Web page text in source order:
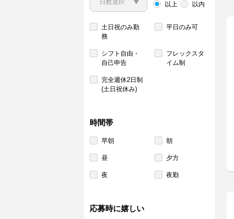
以上 以内
土日祝のみ勤
務
平日のみ可
シフト自由・
自己申告
フレックスタ
イム制
完全週休2日制
(土日祝休み)
時間帯
早朝 朝
昼 夕方
夜 夜勤
応募時に嬉しい